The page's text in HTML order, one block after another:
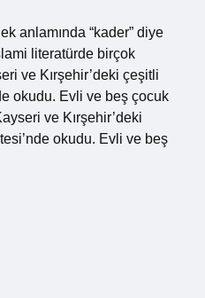
anlamında “kader” diye
literatürde birçok
ve Kırşehir’deki çeşitli
okudu. Evli ve beş çocuk
ve Kırşehir’deki
okudu. Evli ve beş